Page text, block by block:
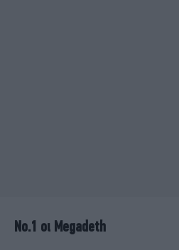
Νο.1 οι Megadeth